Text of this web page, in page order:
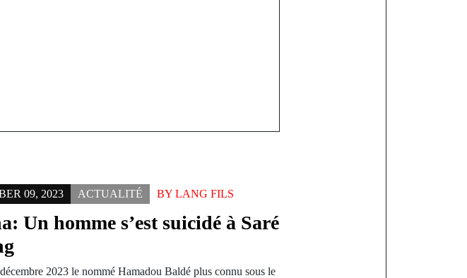
09, 2023 ACTUALITÉ BYLANG FILS
Un homme s’est suicidé à Saré
2023 le nommé Hamadou Baldé plus connu sous le